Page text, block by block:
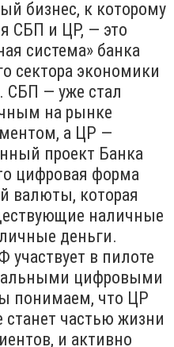
бизнес, к которому
СБП и ЦР, — это
система» банка
сектора экономики
СБП — уже стал
на рынке
а ЦР —
проект Банка
цифровая форма
валюты, которая
наличные
деньги.
в пилоте
цифровыми
понимаем, что ЦР
станет частью жизни
и активно